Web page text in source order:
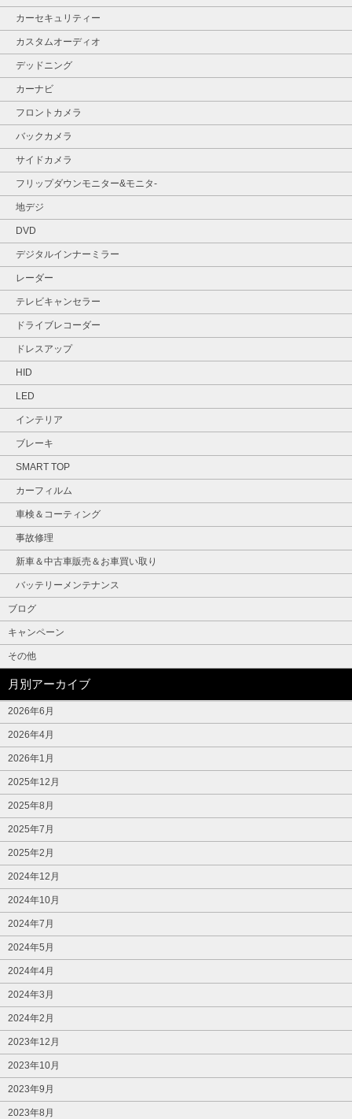
カーセキュリティー
カスタムオーディオ
デッドニング
カーナビ
フロントカメラ
バックカメラ
サイドカメラ
フリップダウンモニター&モニタ‐
地デジ
DVD
デジタルインナーミラー
レーダー
テレビキャンセラー
ドライブレコーダー
ドレスアップ
HID
LED
インテリア
ブレーキ
SMART TOP
カーフィルム
車検＆コーティング
事故修理
新車＆中古車販売＆お車買い取り
バッテリーメンテナンス
ブログ
キャンペーン
その他
月別アーカイブ
2026年6月
2026年4月
2026年1月
2025年12月
2025年8月
2025年7月
2025年2月
2024年12月
2024年10月
2024年7月
2024年5月
2024年4月
2024年3月
2024年2月
2023年12月
2023年10月
2023年9月
2023年8月